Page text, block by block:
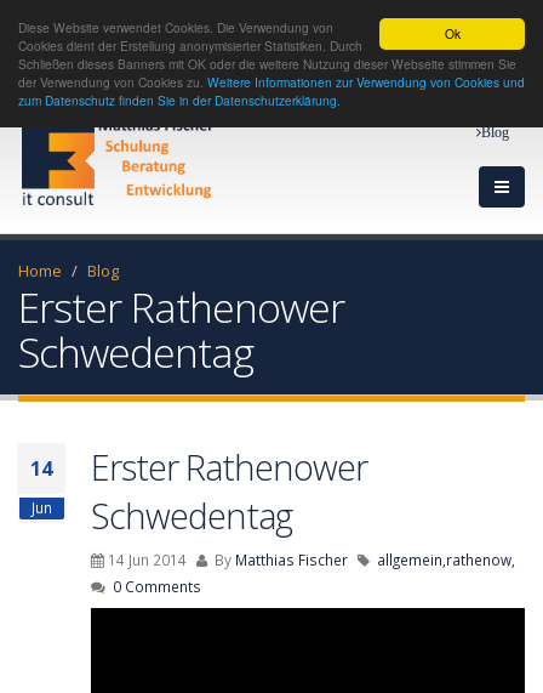
Ok
Diese Website verwendet Cookies. Die Verwendung von
Cookies dient der Erstellung anonymisierter Statistiken. Durch
Schließen dieses Banners mit OK oder die weitere Nutzung dieser Webseite stimmen Sie
der Verwendung von Cookies zu. Weitere Informationen zur Verwendung von Cookies und
zum Datenschutz finden Sie in der Datenschutzerklärung.
Blog
Home Blog
Erster Rathenower
Schwedentag
14
Jun
Erster Rathenower
Schwedentag
14 Jun 2014 By Matthias Fischer allgemein, rathenow,
0 Comments